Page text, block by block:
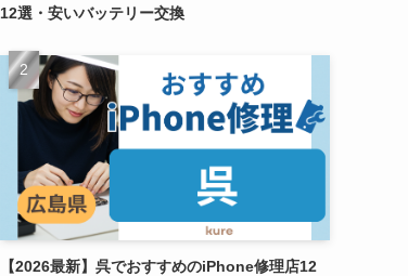
12選・安いバッテリー交換
【2026最新】呉でおすすめのiPhone修理店12